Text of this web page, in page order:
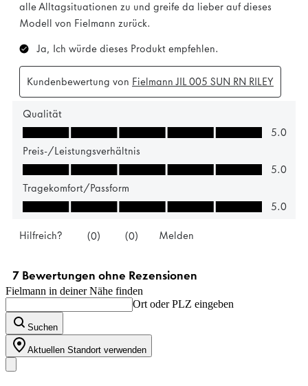
Fielmann in deiner Nähe finden
Ort oder PLZ eingeben
Suchen
Aktuellen Standort verwenden